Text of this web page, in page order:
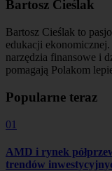
Bartosz Cieślak
Bartosz Cieślak to
edukacji
narzędzia finansowe i
pomagają Polakom
Popularne teraz
01
AMD i rynek
trendów